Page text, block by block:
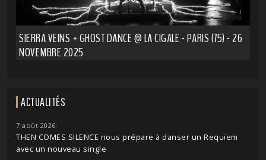
SIERRA VEINS + GHOST DANCE @ LA CIGALE - PARIS (75) - 26
NOVEMBRE 2025
ACTUALITÉS
7 août 2026
THEN COMES SILENCE nous prépare à danser un Requiem
avec un nouveau single